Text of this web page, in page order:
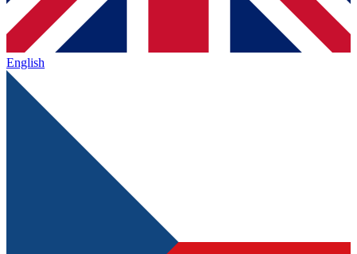
English